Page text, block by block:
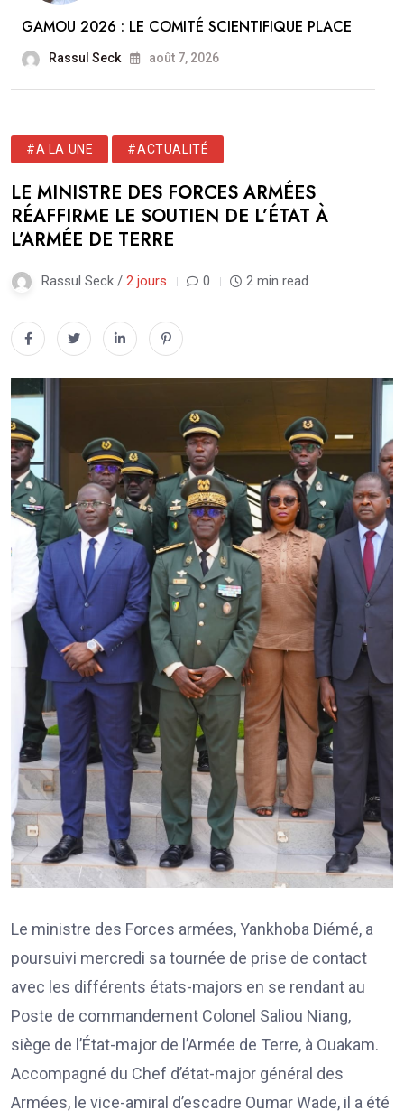
GAMOU 2026 : LE COMITÉ SCIENTIFIQUE PLACE
Rassul Seck août 7, 2026
#A LA UNE #ACTUALITÉ
LE MINISTRE DES FORCES ARMÉES
RÉAFFIRME LE SOUTIEN DE L’ÉTAT À
L’ARMÉE DE TERRE
Rassul Seck / 2 jours 0 2 min read
Le ministre des Forces armées, Yankhoba Diémé, a
poursuivi mercredi sa tournée de prise de contact
avec les différents états-majors en se rendant au
Poste de commandement Colonel Saliou Niang,
siège de l’État-major de l’Armée de Terre, à Ouakam.
Accompagné du Chef d’état-major général des
Armées, le vice-amiral d’escadre Oumar Wade, il a été